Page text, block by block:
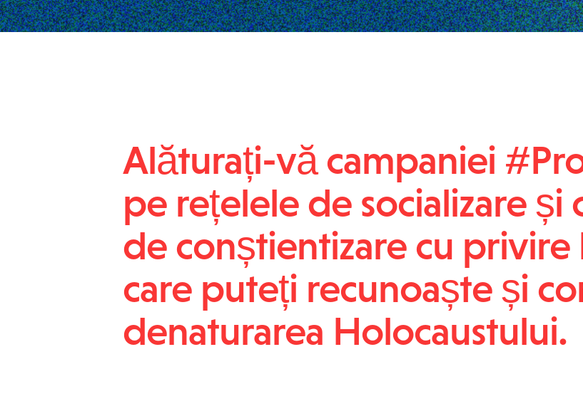
Alăturați-vă campaniei
pe rețelele de socializare și
de conștientizare cu privire
care puteți recunoaște și
denaturarea Holocaustului.